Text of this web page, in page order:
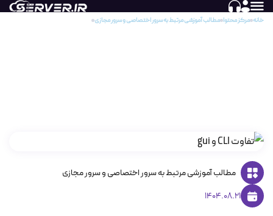
خانه مرکز محتوا مطالب آموزشی مرتبط به سرور اختصاصی و سرور مجازی
مطالب آموزشی مرتبط به سرور اختصاصی و سرور مجازی
1404.08.21